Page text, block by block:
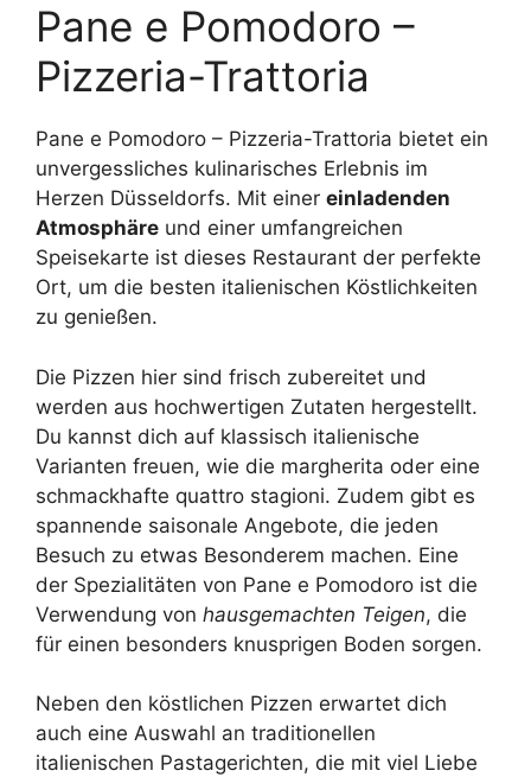
Pane e Pomodoro –
Pizzeria-Trattoria
Pane e Pomodoro – Pizzeria-Trattoria bietet ein
unvergessliches kulinarisches Erlebnis im
Herzen Düsseldorfs. Mit einer einladenden
Atmosphäre und einer umfangreichen
Speisekarte ist dieses Restaurant der perfekte
Ort, um die besten italienischen Köstlichkeiten
zu genießen.
Die Pizzen hier sind frisch zubereitet und
werden aus hochwertigen Zutaten hergestellt.
Du kannst dich auf klassisch italienische
Varianten freuen, wie die margherita oder eine
schmackhafte quattro stagioni. Zudem gibt es
spannende saisonale Angebote, die jeden
Besuch zu etwas Besonderem machen. Eine
der Spezialitäten von Pane e Pomodoro ist die
Verwendung von hausgemachten Teigen, die
für einen besonders knusprigen Boden sorgen.
Neben den köstlichen Pizzen erwartet dich
auch eine Auswahl an traditionellen
italienischen Pastagerichten, die mit viel Liebe